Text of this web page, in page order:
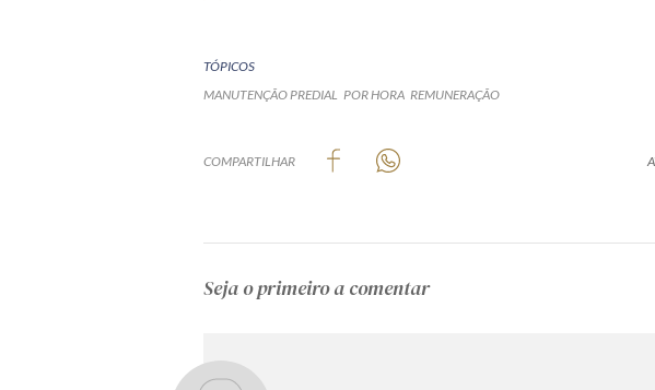
TÓPICOS
MANUTENÇÃO PREDIAL POR HORA REMUNERAÇÃO
COMPARTILHAR
Seja o primeiro a comentar